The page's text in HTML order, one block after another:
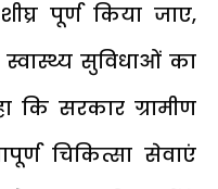
पूर्ण किया जाए,
स्वास्थ्य सुविधाओं का
कि सरकार ग्रामीण
चिकित्सा सेवाएं